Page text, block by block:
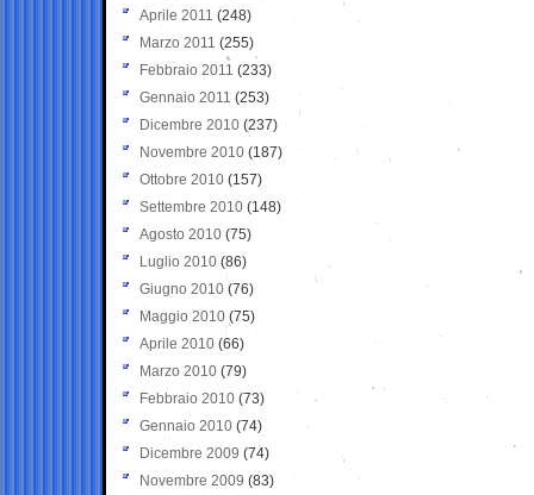
Aprile 2011 (248)
Marzo 2011 (255)
Febbraio 2011 (233)
Gennaio 2011 (253)
Dicembre 2010 (237)
Novembre 2010 (187)
Ottobre 2010 (157)
Settembre 2010 (148)
Agosto 2010 (75)
Luglio 2010 (86)
Giugno 2010 (76)
Maggio 2010 (75)
Aprile 2010 (66)
Marzo 2010 (79)
Febbraio 2010 (73)
Gennaio 2010 (74)
Dicembre 2009 (74)
Novembre 2009 (83)